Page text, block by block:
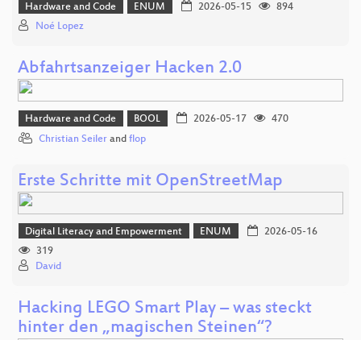
Hardware and Code ENUM 2026-05-15
894
Noé Lopez
Abfahrtsanzeiger Hacken 2.0
Hardware and Code BOOL 2026-05-17
470
Christian Seiler and flop
Erste Schritte mit OpenStreetMap
Digital Literacy and Empowerment ENUM
2026-05-16
319
David
Hacking LEGO Smart Play – was steckt
hinter den „magischen Steinen“?